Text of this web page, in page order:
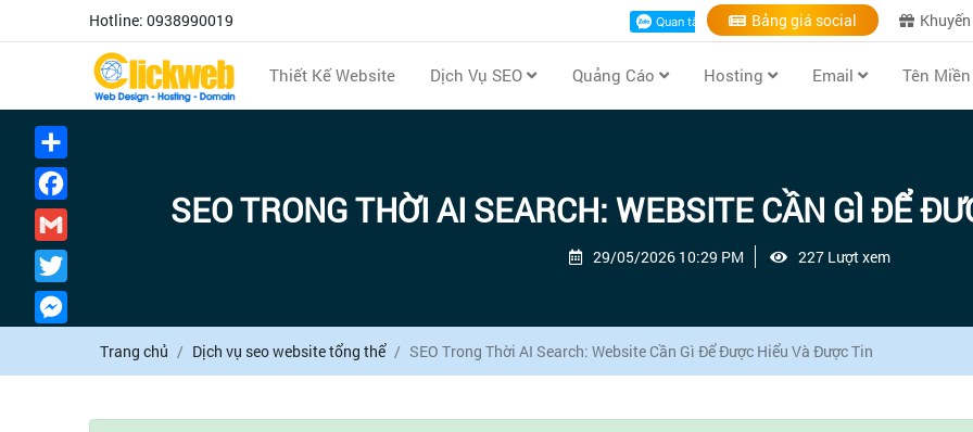
Hotline: 0938990019 Bảng giá social
Thiết Kế Website Dịch Vụ SEO Quảng Cáo Hosting Email Tên
SEO TRONG THỜI AI SEARCH: WEBSITE CẦN GÌ ĐỂ
29/05/2026 10:29 PM 227 Lượt xem
Trang chủ Dịch vụ seo website tổng thể SEO Trong Thời AI Search: Website Cần Gì Để Được Hiểu Và Được Tin